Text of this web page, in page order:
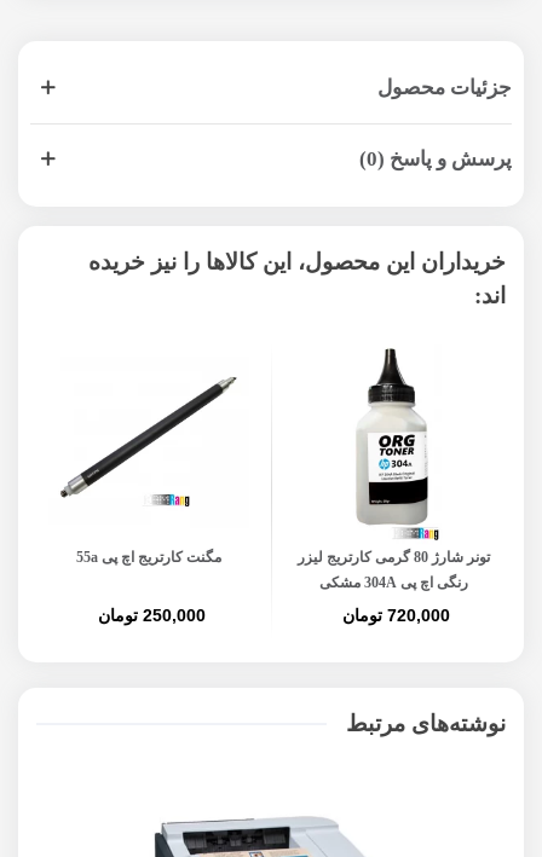
جزئیات محصول
پرسش و پاسخ (0)
خریداران این محصول، این کالاها را نیز خریده
اند:
تونر شارژ 80 گرمی کارتریج لیزر
رنگی اچ پی 304A مشکی
720,000 تومان
مگنت کارتریج اچ پی 55a
250,000 تومان
نوشته‌های مرتبط